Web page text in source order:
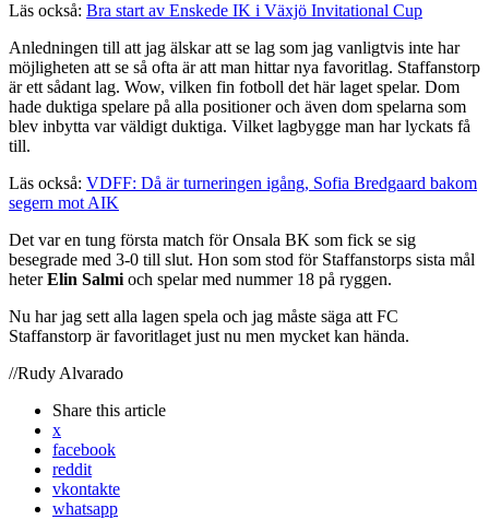
Läs också: Bra start av Enskede IK i Växjö Invitational Cup
Anledningen till att jag älskar att se lag som jag vanligtvis inte har
möjligheten att se så ofta är att man hittar nya favoritlag. Staffanstorp
är ett sådant lag. Wow, vilken fin fotboll det här laget spelar. Dom
hade duktiga spelare på alla positioner och även dom spelarna som
blev inbytta var väldigt duktiga. Vilket lagbygge man har lyckats få
till.
Läs också: VDFF: Då är turneringen igång, Sofia Bredgaard bakom
segern mot AIK
Det var en tung första match för Onsala BK som fick se sig
besegrade med 3-0 till slut. Hon som stod för Staffanstorps sista mål
heterElin Salmioch spelar med nummer 18 på ryggen.
Nu har jag sett alla lagen spela och jag måste säga att FC
Staffanstorp är favoritlaget just nu men mycket kan hända.
//Rudy Alvarado
Share this article
x
facebook
reddit
vkontakte
whatsapp